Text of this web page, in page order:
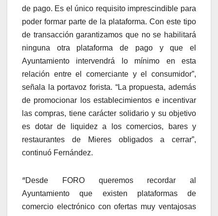
de pago. Es el único requisito imprescindible para
poder formar parte de la plataforma. Con este tipo
de transacción garantizamos que no se habilitará
ninguna otra plataforma de pago y que el
Ayuntamiento intervendrá lo mínimo en esta
relación entre el comerciante y el consumidor”,
señala la portavoz forista. “La propuesta, además
de promocionar los establecimientos e incentivar
las compras, tiene carácter solidario y su objetivo
es dotar de liquidez a los comercios, bares y
restaurantes de Mieres obligados a cerrar”,
continuó Fernández.
“Desde FORO queremos recordar al
Ayuntamiento que existen plataformas de
comercio electrónico con ofertas muy ventajosas